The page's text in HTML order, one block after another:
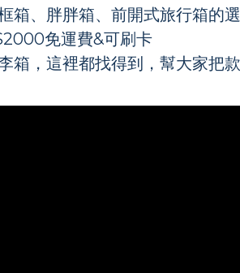
箱、胖胖箱、前開式旅行箱的選
免運費&可刷卡
，這裡都找得到，幫大家把款